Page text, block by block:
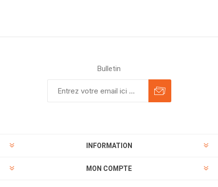
Bulletin
INFORMATION
MON COMPTE